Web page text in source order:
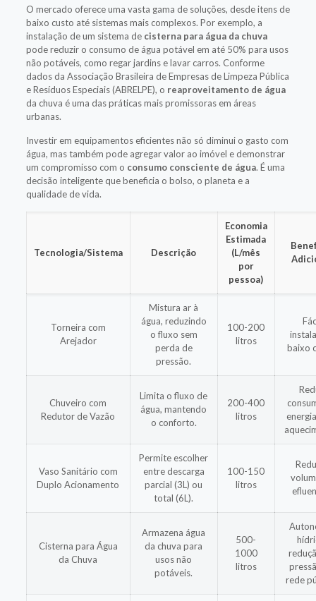
O mercado oferece uma vasta gama de soluções, desde itens de
baixo custo até sistemas mais complexos. Por exemplo, a
instalação de um sistema de cisterna para água da chuva
pode reduzir o consumo de água potável em até 50% para usos
não potáveis, como regar jardins e lavar carros. Conforme
dados da Associação Brasileira de Empresas de Limpeza Pública
e Resíduos Especiais (ABRELPE), o reaproveitamento de água
da chuva é uma das práticas mais promissoras em áreas
urbanas.
Investir em equipamentos eficientes não só diminui o gasto com
água, mas também pode agregar valor ao imóvel e demonstrar
um compromisso com o consumo consciente de água. É uma
decisão inteligente que beneficia o bolso, o planeta e a
qualidade de vida.
Tecnologia/Sistema Descrição
Economia
Estimada
(L/mês
por
pessoa)
Torneira com
Arejador
Mistura ar à
água, reduzindo
o fluxo sem
perda de
pressão.
100-200
litros
baixo
Chuveiro com
Redutor de Vazão
Limita o fluxo de
água, mantendo
o conforto.
200-400
litros
Vaso Sanitário com
Duplo Acionamento
Permite escolher
entre descarga
parcial (3L) ou
total (6L).
100-150
litros
Cisterna para Água
da Chuva
Armazena água
da chuva para
usos não
potáveis.
500-
1000
litros
rede